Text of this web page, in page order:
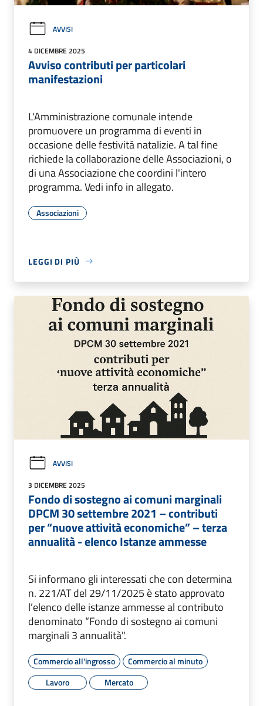
AVVISI
4 DICEMBRE 2025
Avviso contributi per particolari
manifestazioni
L'Amministrazione comunale intende
promuovere un programma di eventi in
occasione delle festività natalizie. A tal fine
richiede la collaborazione delle Associazioni, o
di una Associazione che coordini l'intero
programma. Vedi info in allegato.
Associazioni
LEGGI DI PIÙ
AVVISI
3 DICEMBRE 2025
Fondo di sostegno ai comuni marginali
DPCM 30 settembre 2021 – contributi
per “nuove attività economiche” – terza
annualità - elenco Istanze ammesse
Si informano gli interessati che con determina
n. 221/AT del 29/11/2025 è stato approvato
l’elenco delle istanze ammesse al contributo
denominato “Fondo di sostegno ai comuni
marginali 3 annualità".
Commercio all'ingrosso
Commercio al minuto
Lavoro
Mercato